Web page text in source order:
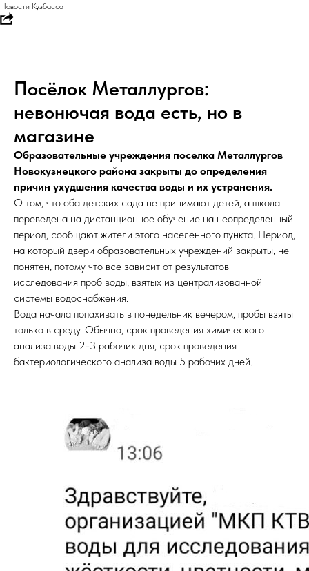
Новости Кузбасса
Посёлок Металлургов:
невонючая вода есть, но в
магазине
Образовательные учреждения поселка Металлургов
Новокузнецкого района закрыты до определения
причин ухудшения качества воды и их устранения.
О том, что оба детских сада не принимают детей, а школа
переведена на дистанционное обучение на неопределенный
период, сообщают жители этого населенного пункта. Период,
на который двери образовательных учреждений закрыты, не
понятен, потому что все зависит от результатов
исследования проб воды, взятых из централизованной
системы водоснабжения.
Вода начала попахивать в понедельник вечером, пробы взяты
только в среду. Обычно, срок проведения химического
анализа воды 2-3 рабочих дня, срок проведения
бактериологического анализа воды 5 рабочих дней.